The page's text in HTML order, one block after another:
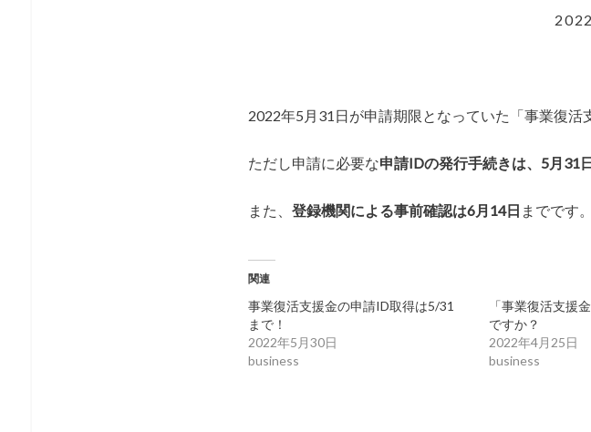
2022年5月31日が申請期限となっていた「事業復活
ただし申請に必要な申請IDの発行手続きは、5月31
また、 登録機関による事前確認は6月14日 までです。
関連
事業復活支援金の申請ID取得は5/31
まで！
2022年5月30日
business
「事業復活支援
ですか？
2022年4月25日
business